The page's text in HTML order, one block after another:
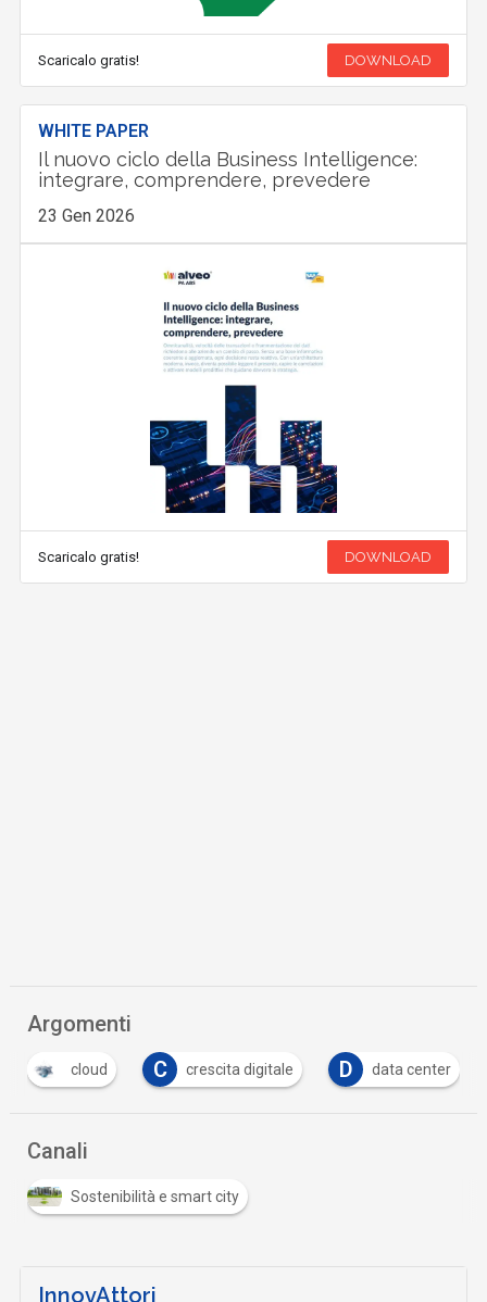
Scaricalo gratis! DOWNLOAD
WHITE PAPER
Il nuovo ciclo della Business Intelligence:
integrare, comprendere, prevedere
23 Gen 2026
Scaricalo gratis! DOWNLOAD
Argomenti
C
crescita digitale D data center F
Canali
Sostenibilità e smart city
InnovAttori